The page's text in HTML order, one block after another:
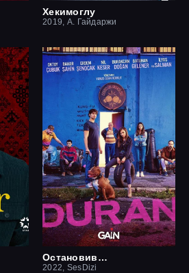
Хекимоглу
2019, А. Гайдаржи
Остановившийся
2022, SesDizi